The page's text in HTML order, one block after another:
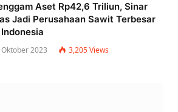
Aset Rp42,6 Triliun, Sinar
Jadi Perusahaan Sawit Terbesar
2023 3,205Views